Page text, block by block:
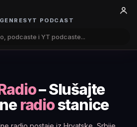
GENRESYT PODCAST
– Slušajte
radiostanice